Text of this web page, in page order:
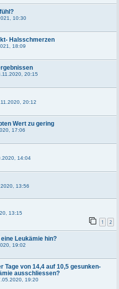
10:30
Halsschmerzen
18:09
20:15
20:12
Wert zu gering
17:06
14:04
13:56
13:15
1 2
Leukämie hin?
19:02
Tage von 14,4 auf 10,5 gesunken-
ausschliessen?
19:20